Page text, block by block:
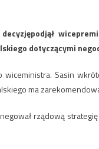
dotyczącymi
wiceministra. Sasin
ma
rządową